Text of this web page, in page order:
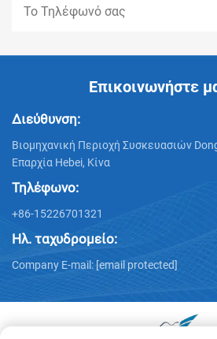
Επικοινωνήστε
Διεύθυνση:
Βιομηχανική Περιοχή Συσκευασιών
Επαρχία Hebei, Κίνα
Τηλέφωνο:
+86-15226701321
Ηλ. ταχυδρομείο:
Company E-mail: [email protected]